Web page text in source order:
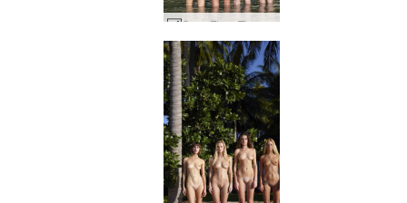
Coxy Flora Thea Zaika 4 divaer #43